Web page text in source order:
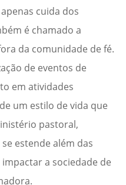
cuida dos
é chamado a
da comunidade de fé.
de eventos de
em atividades
um estilo de vida que
pastoral,
estende além das
a sociedade de